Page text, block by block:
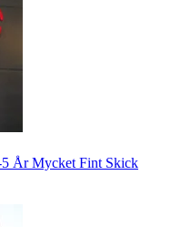
5 År Mycket Fint Skick